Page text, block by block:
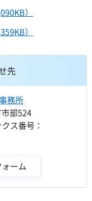
）
）
先
務所
部524
ス番号：